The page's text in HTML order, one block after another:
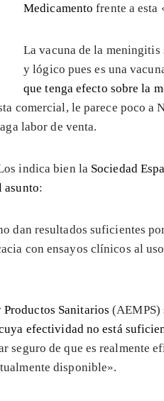
Medicamento frente a esta
La vacuna de la meningitis
y lógico pues es una
que tenga efecto sobre la
comercial, le parece poco a
labor de venta.
indica bien la Sociedad
asunto:
dan resultados suficientes
con ensayos clínicos al
Sanitarios (AEMPS)
efectividad no está
seguro de que es realmente
disponible».